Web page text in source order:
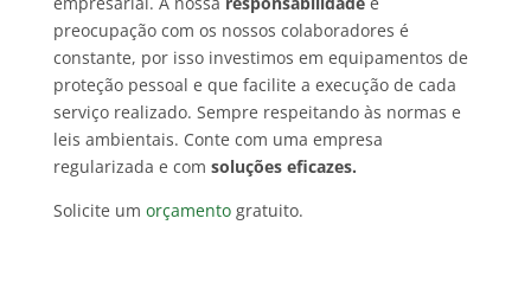
preocupação com os nossos colaboradores é
constante, por isso investimos em equipamentos de
proteção pessoal e que facilite a execução de cada
serviço realizado. Sempre respeitando às normas e
leis ambientais. Conte com uma empresa
regularizada e com soluções eficazes.
Solicite um orçamentogratuito.